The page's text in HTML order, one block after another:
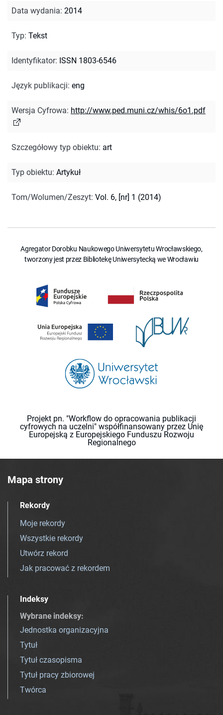
Data wydania: 2014
Typ: Tekst
Identyfikator: ISSN 1803-6546
Język publikacji: eng
Wersja Cyfrowa: http://www.ped.muni.cz/whis/6o1.pdf
Szczegółowy typ obiektu: art
Typ obiektu: Artykuł
Tom/Wolumen/Zeszyt: Vol. 6, [nr] 1 (2014)
Agregator Dorobku Naukowego Uniwersytetu Wrocławskiego,
tworzony jest przez Bibliotekę Uniwersytecką we Wrocławiu
Projekt pn. "Workflow do opracowania publikacji
cyfrowych na uczelni" współfinansowany przez Unię
Europejską z Europejskiego Funduszu Rozwoju
Regionalnego
Mapa strony
Rekordy
Moje rekordy
Wszystkie rekordy
Utwórz rekord
Jak pracować z rekordem
Indeksy
Wybrane indeksy:
Jednostka organizacyjna
Tytuł
Tytuł czasopisma
Tytuł pracy zbiorowej
Twórca